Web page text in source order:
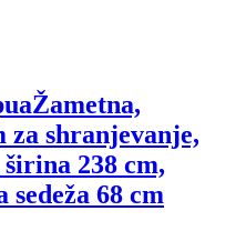
Žametna,
shranjevanje,
238 cm,
sedeža 68 cm